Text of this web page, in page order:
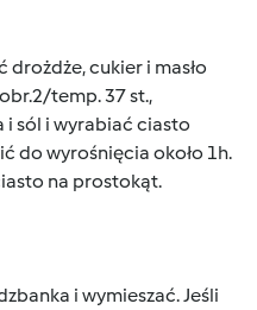
cukier i masło
temp. 37 st.,
i sól i wyrabiać ciasto
do wyrośnięcia około 1h.
na prostokąt.
i wymieszać. Jeśli